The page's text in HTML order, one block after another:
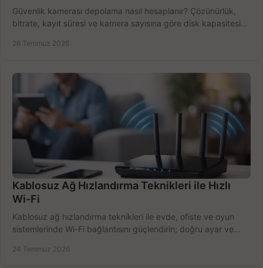
Güvenlik kamerası depolama nasıl hesaplanır? Çözünürlük,
bitrate, kayıt süresi ve kamera sayısına göre disk kapasitesini
26 Temmuz 2026
Kablosuz Ağ Hızlandırma Teknikleri ile Hızlı
Wi-Fi
Kablosuz ağ hızlandırma teknikleri ile evde, ofiste ve oyun
sistemlerinde Wi-Fi bağlantısını güçlendirin; doğru ayar ve
24 Temmuz 2026